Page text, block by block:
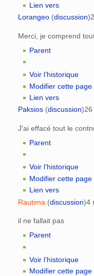
Lien vers
Lorangeo (discussion)
Merci, je comprend
Parent
Voir l’historique
Modifier cette page
Lien vers
Paksios (discussion)26
J'ai effacé tout le
Parent
Voir l’historique
Modifier cette page
Lien vers
Rautima (discussion)4
il ne fallait pas
Parent
Voir l’historique
Modifier cette page